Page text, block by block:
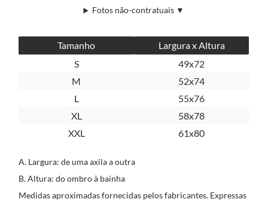
Fotos não-contratuais ▼
Tamanho
Largura x Altura
S
49x72
M
52x74
L
55x76
XL
58x78
XXL
61x80
A. Largura: de uma axila a outra
B. Altura: do ombro à bainha
Medidas aproximadas fornecidas pelos fabricantes. Expressas